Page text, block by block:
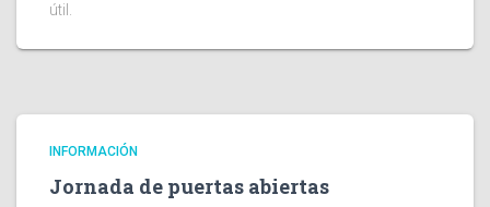
útil.
INFORMACIÓN
Jornada de puertas abiertas